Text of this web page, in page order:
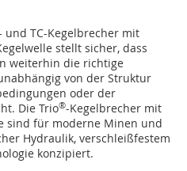
und TC-Kegelbrecher mit
stellt sicher, dass
weiterhin die richtige
von der Struktur
oder der
Die Trio®-Kegelbrecher mit
sind für moderne Minen und
Hydraulik, verschleißfestem
konzipiert.